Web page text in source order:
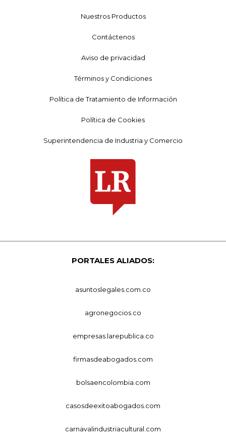
Nuestros Productos
Contáctenos
Aviso de privacidad
Términos y Condiciones
Política de Tratamiento de Información
Política de Cookies
Superintendencia de Industria y Comercio
PORTALES ALIADOS:
asuntoslegales.com.co
agronegocios.co
empresas.larepublica.co
firmasdeabogados.com
bolsaencolombia.com
casosdeexitoabogados.com
carnavalindustriacultural.com